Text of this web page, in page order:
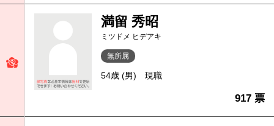
満留 秀昭
ミツドメ ヒデアキ
無所属
54歳 (男) 現職
917 票